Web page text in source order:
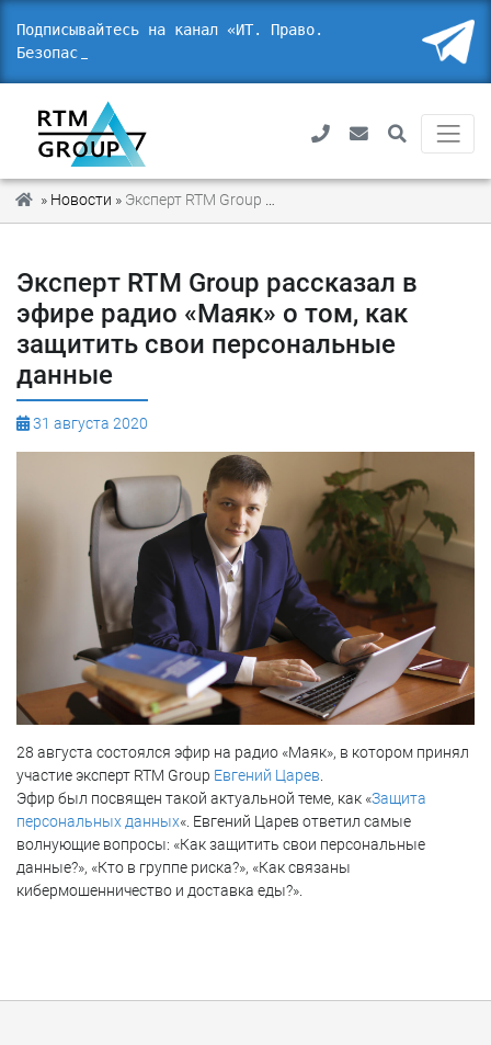
Подписывайтесь на канал «ИТ. Право.
Безопасн
» Новости »
Эксперт RTM Group рассказал в
эфире радио «Маяк» о том, как
защитить свои персональные
данные
31 августа 2020
28 августа состоялся эфир на радио «Маяк», в котором принял
участие эксперт RTM Group Евгений Царев.
Эфир был посвящен такой актуальной теме, как «Защита
персональных данных«. Евгений Царев ответил самые
волнующие вопросы: «Как защитить свои персональные
данные?», «Кто в группе риска?», «Как связаны
кибермошенничество и доставка еды?».